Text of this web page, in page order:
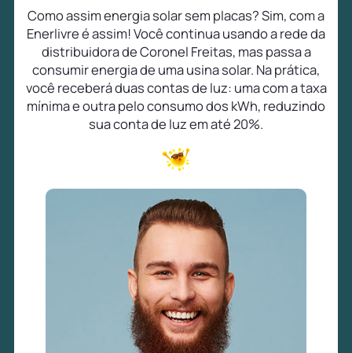
Como assim energia solar sem placas? Sim, com a
Enerlivre é assim! Você continua usando a rede da
distribuidora de Coronel Freitas, mas passa a
consumir energia de uma usina solar. Na prática,
você receberá duas contas de luz: uma com a taxa
mínima e outra pelo consumo dos kWh, reduzindo
sua conta de luz em até 20%.